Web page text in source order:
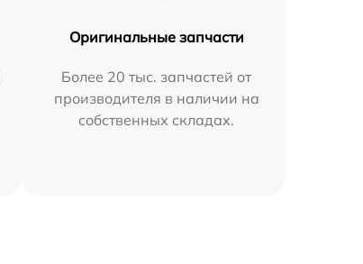
Оригинальные запчасти
Более 20 тыс. запчастей от
производителя в наличии на
собственных складах.